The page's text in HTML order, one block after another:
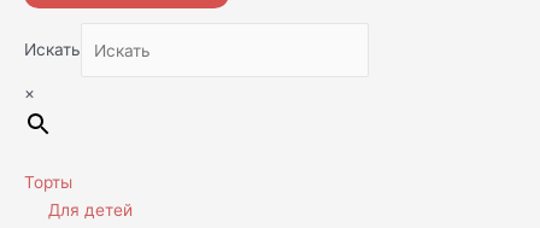
Искать
×
Торты
Для детей